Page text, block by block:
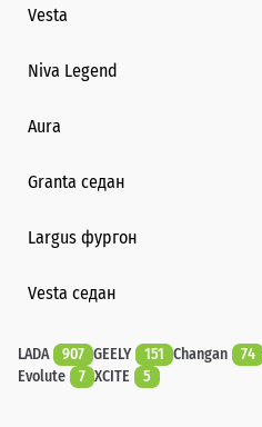
Vesta
Niva Legend
Aura
Granta седан
Largus фургон
Vesta седан
LADA 907 GEELY 151 Changan 74
Evolute
7 XCITE 5